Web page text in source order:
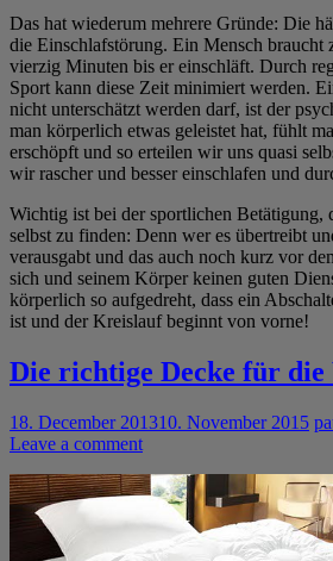
Das hat wiederum mehrere Gründe: Die
die Einschlafstörung. Ein Mensch braucht
vierzig Minuten bis er einschläft. Durch
Sport kann diese Zeit minimiert werden.
nicht unterschätzt werden darf, ist der
man körperlich etwas geleistet hat, fühlt
erschöpft und so erteilen wir uns quasi
wir rascher und besser einschlafen und
Wichtig ist bei der sportlichen Betätigung,
selbst zu finden: Denn wer es übertreibt
verausgabt und das auch noch kurz vor
sich und seinem Körper keinen guten
körperlich so aufgedreht, dass ein
ist und der Kreislauf beginnt von vorne!
Die richtige Decke für
18. December 201310. November 2015
Leave a comment